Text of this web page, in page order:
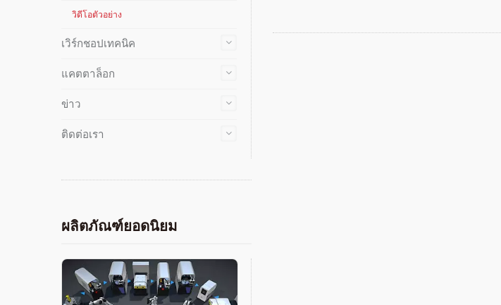
วิดีโอตัวอย่าง
เวิร์กชอปเทคนิค
แคตตาล็อก
ข่าว
ติดต่อเรา
ผลิตภัณฑ์ยอดนิยม